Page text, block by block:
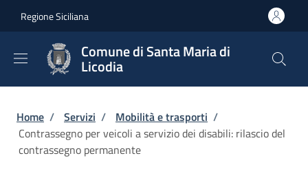
Regione Siciliana
Comune di Santa Maria di
Licodia
Briciole di pane
Home / Servizi / Mobilità e trasporti /
Contrassegno per veicoli a servizio dei disabili: rilascio del
contrassegno permanente